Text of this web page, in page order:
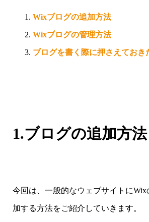
Wixブログの追加方法
Wixブログの管理方法
ブログを書く際に押さえておき
1.ブログの追加方法
今回は、一般的なウェブサイトにWix
加する方法をご紹介していきます。